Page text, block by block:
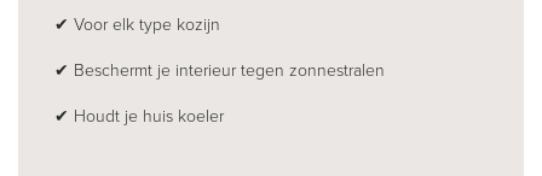
✔ Voor elk type kozijn
✔ Beschermt je interieur tegen zonnestralen
✔ Houdt je huis koeler